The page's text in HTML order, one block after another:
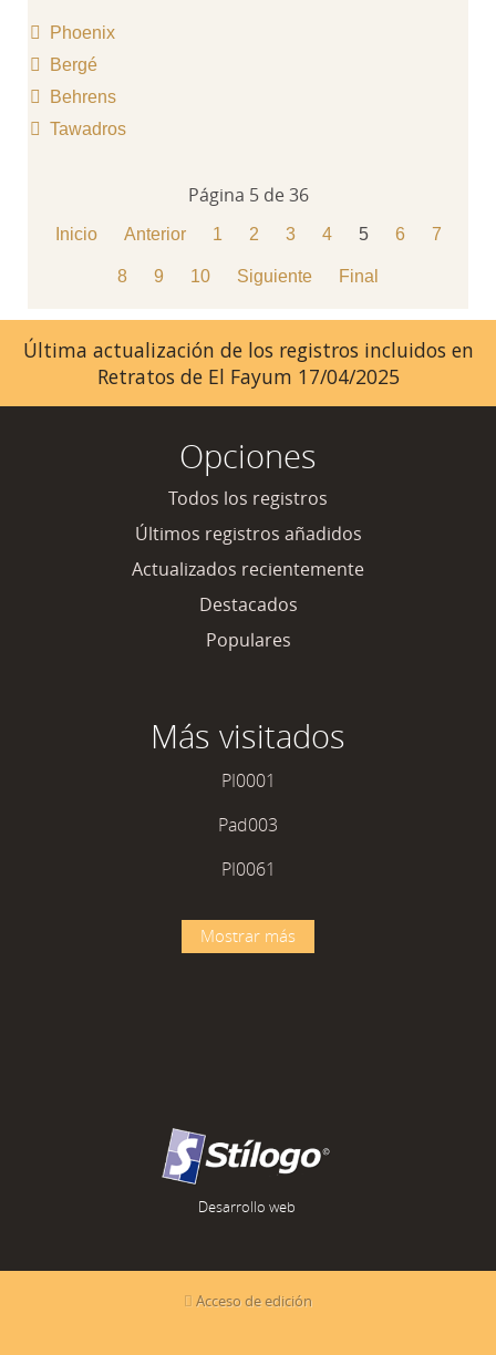
Phoenix
Bergé
Behrens
Tawadros
Página 5 de 36
Inicio Anterior 1 2 3 4 5 6 7
8 9 10 Siguiente Final
Última actualización de los registros incluidos en
Retratos de El Fayum 17/04/2025
Opciones
Todos los registros
Últimos registros añadidos
Actualizados recientemente
Destacados
Populares
Más visitados
PI0001
Pad003
PI0061
Mostrar más
Desarrollo web
Acceso de edición